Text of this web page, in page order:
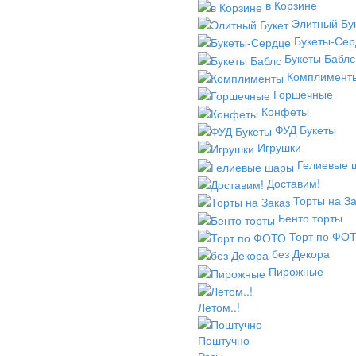
в Корзине
Элитный
Букеты-
Букеты Баблс
Горшечные
Конфеты
ФУД Букеты
Игрушки
Гелиевые
Доставим!
Торты на
Бенто торты
Торт по
без Декора
Пирожные
Летом..!
Поштучно